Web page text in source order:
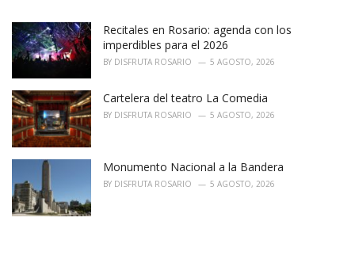
Recitales en Rosario: agenda con los
imperdibles para el 2026
BY DISFRUTA ROSARIO 5 AGOSTO, 2026
Cartelera del teatro La Comedia
BY DISFRUTA ROSARIO 5 AGOSTO, 2026
Monumento Nacional a la Bandera
BY DISFRUTA ROSARIO 5 AGOSTO, 2026